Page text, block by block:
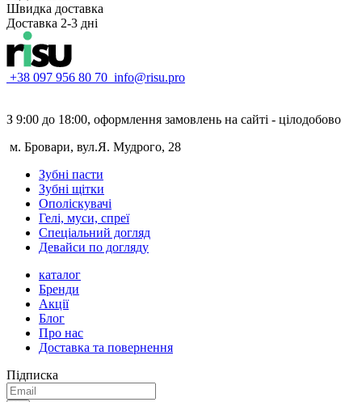
Швидка доставка
Доставка 2-3 дні
+38 097 956 80 70 info@risu.pro
З 9:00 до 18:00, оформлення замовлень на сайті - цілодобово
м. Бровари, вул.Я. Мудрого, 28
Зубні пасти
Зубні щітки
Ополіскувачі
Гелі, муси, спреї
Спеціальний догляд
Девайси по догляду
каталог
Бренди
Акції
Блог
Про нас
Доставка та повернення
Підписка